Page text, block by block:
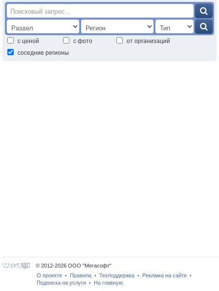
с ценой с фото
от организаций
соседние регионы
© 2012-2026 ООО "Мегасофт"
О проекте • Правила • Техподдержка • Реклама на сайте •
Подписка на услуги • На главную